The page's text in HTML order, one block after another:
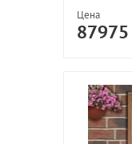
Цена
87975